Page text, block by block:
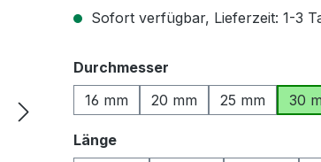
Sofort verfügbar, Lieferzeit: 1-3
Durchmesser
16 mm
20 mm 25 mm 30
Längeauswählen